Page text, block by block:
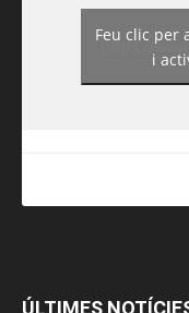
https://
Feu clic per
i